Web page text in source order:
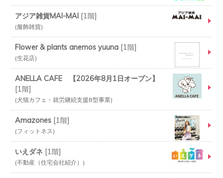
アジア雑貨MAI-MAI [1階]
服飾雑貨
Flower & plants anemos yuuna [1階]
生花店
ANELLA CAFE 【2026年8月1日オープン】
[1階]
犬猫カフェ・就労継続支援B型事業
Amazones [1階]
フィットネス
いえダネ [1階]
不動産（住宅会社紹介）